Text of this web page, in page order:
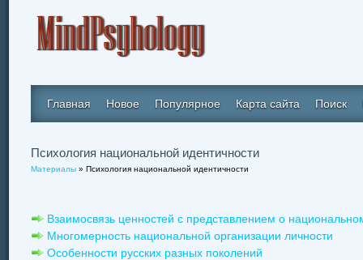
Главная Новое Популярное Карта сайта Поиск
Психология национальной идентичности
Материалы » Психология национальной идентичности
Взаимосвязь ценностей с представлением о
Многомерность национальной организации личности
Особенности русских разных поколений